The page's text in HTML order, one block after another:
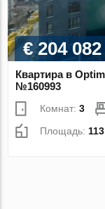
€ 204 082
Квартира в
№160993
Комнат:3
Площадь: